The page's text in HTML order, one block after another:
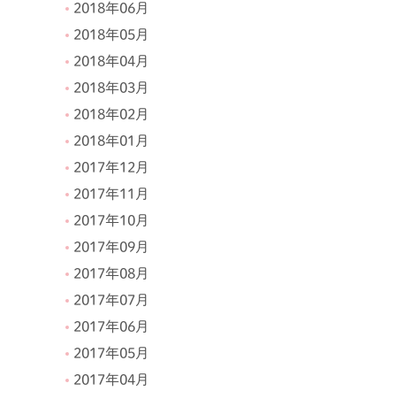
2018年06月
2018年05月
2018年04月
2018年03月
2018年02月
2018年01月
2017年12月
2017年11月
2017年10月
2017年09月
2017年08月
2017年07月
2017年06月
2017年05月
2017年04月